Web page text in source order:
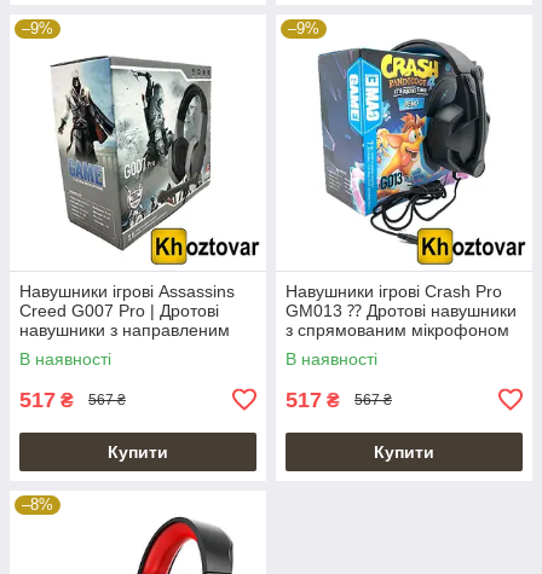
–9%
Навушники ігрові Assassins
Creed G007 Pro | Дротові
навушники з направленим
мікрофоном
В наявності
517 ₴ 567 ₴
Купити
–9%
Навушники ігрові Crash Pro
GM013 ⁇ Дротові навушники
з спрямованим мікрофоном
В наявності
517 ₴ 567 ₴
Купити
–8%